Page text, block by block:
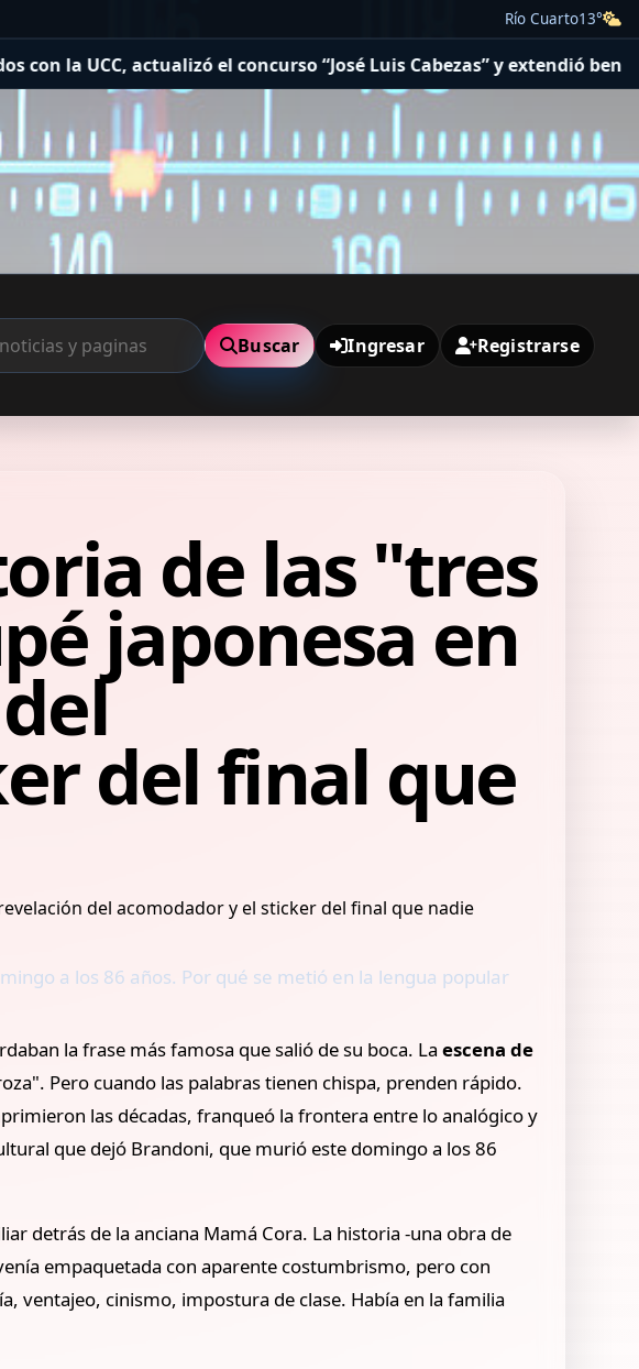
Río Cuarto13°
el concurso “José Luis Cabezas” y extendió beneficios tributarios
Buscar Ingresar Registrarse
de las "tres
japonesa en
del final que
a los 86 años. Por qué se metió en la lengua popular
la frase más famosa que salió de su boca. Laescena de
Pero cuando las palabras tienen chispa, prenden rápido.
las décadas, franqueó la frontera entre lo analógico y
que dejó Brandoni, que murió este domingo a los 86
detrás de la anciana Mamá Cora. La historia -una obra de
empaquetada con aparente costumbrismo, pero con
ventajeo, cinismo, impostura de clase. Había en la familia